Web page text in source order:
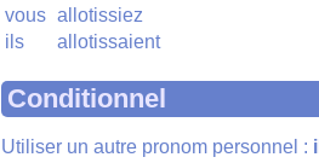
vous allotissiez
ils
allotissaient
Conditionnel
Utiliser un autre pronom personnel : il